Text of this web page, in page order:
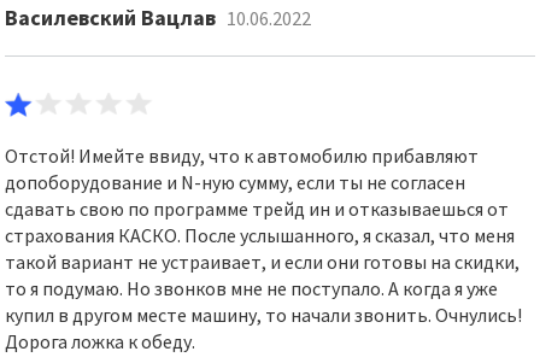
Василевский Вацлав 10.06.2022
Отстой! Имейте ввиду, что к автомобилю прибавляют
допоборудование и N-ную сумму, если ты не согласен
сдавать свою по программе трейд ин и отказываешься от
страхования КАСКО. После услышанного, я сказал, что меня
такой вариант не устраивает, и если они готовы на скидки,
то я подумаю. Но звонков мне не поступало. А когда я уже
купил в другом месте машину, то начали звонить. Очнулись!
Дорога ложка к обеду.